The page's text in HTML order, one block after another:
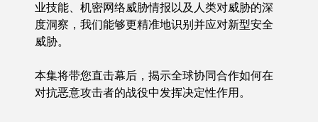
业技能、机密网络威胁情报以及人类对威胁的深
度洞察，我们能够更精准地识别并应对新型安全
威胁。
本集将带您直击幕后，揭示全球协同合作如何在
对抗恶意攻击者的战役中发挥决定性作用。